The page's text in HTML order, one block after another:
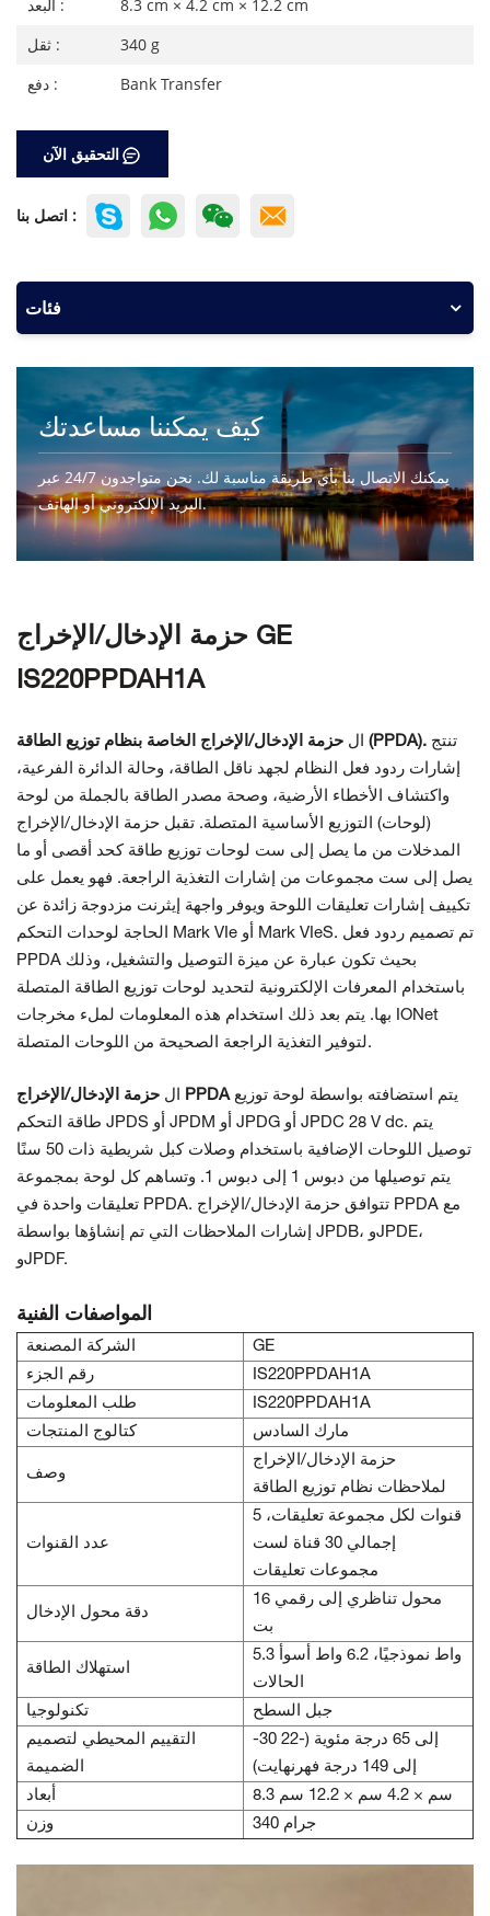
البعد :
8.3 cm × 4.2 cm × 12.2 cm
ثقل :
340 g
دفع :
Bank Transfer
التحقيق الآن
اتصل بنا :
فئات
كيف يمكننا مساعدتك
يمكنك الاتصال بنا بأي طريقة مناسبة لك. نحن متواجدون 24/7 عبر
البريد الإلكتروني أو الهاتف.
اتصل بنا
حزمة الإدخال/الإخراج GE
IS220PPDAH1A
ال حزمة الإدخال/الإخراج الخاصة بنظام توزيع الطاقة (PPDA).
إشارات ردود فعل النظام لجهد ناقل الطاقة، وحالة الدائرة الفرعية،
واكتشاف الأخطاء الأرضية، وصحة مصدر الطاقة بالجملة من لوحة
(لوحات) التوزيع الأساسية المتصلة. تقبل حزمة الإدخال/الإخراج
المدخلات من ما يصل إلى ست لوحات توزيع طاقة كحد أقصى أو ما
يصل إلى ست مجموعات من إشارات التغذية الراجعة. فهو يعمل على
تكييف إشارات تعليقات اللوحة ويوفر واجهة إيثرنت مزدوجة زائدة عن
الحاجة لوحدات التحكم Mark VIe أو Mark VIeS. تم تصميم ردود فعل
PPDA بحيث تكون عبارة عن ميزة التوصيل والتشغيل، وذلك
باستخدام المعرفات الإلكترونية لتحديد لوحات توزيع الطاقة المتصلة
بها. يتم بعد ذلك استخدام هذه المعلومات لملء مخرجات IONet
لتوفير التغذية الراجعة الصحيحة من اللوحات المتصلة.
ال حزمة الإدخال/الإخراج PPDAيتم استضافته بواسطة لوحة توزيع
طاقة التحكم JPDS أو JPDM أو JPDG أو JPDC 28 V dc. يتم
توصيل اللوحات الإضافية باستخدام وصلات كبل شريطية ذات 50 سنًا
يتم توصيلها من دبوس 1 إلى دبوس 1. وتساهم كل لوحة بمجموعة
تعليقات واحدة في PPDA. تتوافق حزمة الإدخال/الإخراج PPDA مع
إشارات الملاحظات التي تم إنشاؤها بواسطة JPDB، وJPDE،
وJPDF.
المواصفات الفنية
الشركة المصنعة
GE
رقم الجزء
IS220PPDAH1A
طلب المعلومات
IS220PPDAH1A
كتالوج المنتجات
مارك السادس
وصف
حزمة الإدخال/الإخراج
لملاحظات نظام توزيع الطاقة
عدد القنوات
5 قنوات لكل مجموعة تعليقات،
إجمالي 30 قناة لست
مجموعات تعليقات
دقة محول الإدخال
محول تناظري إلى رقمي 16
بت
استهلاك الطاقة
5.3 واط نموذجيًا، 6.2 واط أسوأ
الحالات
تكنولوجيا
جبل السطح
التقييم المحيطي لتصميم
الضميمة
-30 إلى 65 درجة مئوية (-22
إلى 149 درجة فهرنهايت)
أبعاد
8.3 سم × 4.2 سم × 12.2 سم
وزن
340 جرام